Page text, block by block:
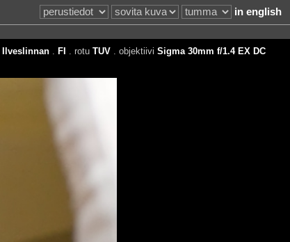
in english
Ilveslinnan. FI . rotu TUV. objektiivi Sigma 30mm f/1.4 EX DC